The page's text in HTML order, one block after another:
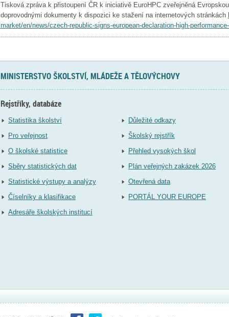
Tisková zpráva k přistoupení ČR k iniciativě EuroHPC zveřejněná
doprovodnými dokumenty k dispozici ke stažení na internetových stránkách
market/en/news/czech-republic-signs-european-declaration-high-
MINISTERSTVO ŠKOLSTVÍ, MLÁDEŽE A TĚLOVÝCHOVY
Rejstříky, databáze
Statistika školství
Pro veřejnost
O školské statistice
Sběry statistických dat
Statistické výstupy a analýzy
Číselníky a klasifikace
Adresáře školských institucí
Důležité odkazy
Školský rejstřík
Přehled vysokých škol
Plán veřejných zakázek 2026
Otevřená data
PORTÁL YOUR EUROPE